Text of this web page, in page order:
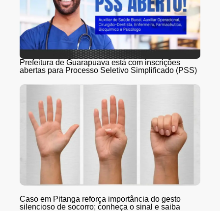
Prefeitura de Guarapuava está com inscrições
abertas para Processo Seletivo Simplificado (PSS)
Caso em Pitanga reforça importância do gesto
silencioso de socorro; conheça o sinal e saiba